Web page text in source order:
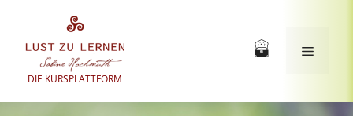
springen
DIE KURSPLATTFORM
Menü